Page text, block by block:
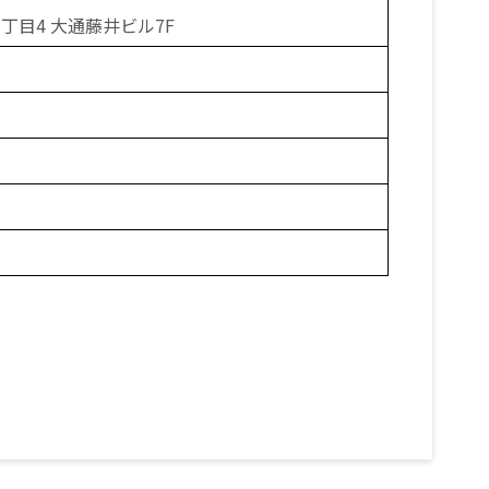
目4 大通藤井ビル7F